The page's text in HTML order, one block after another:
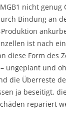
nicht genug
Bindung an
Produktion
ist nach
diese Form des
ungeplant und
die Überreste
ja beseitigt,
repariert